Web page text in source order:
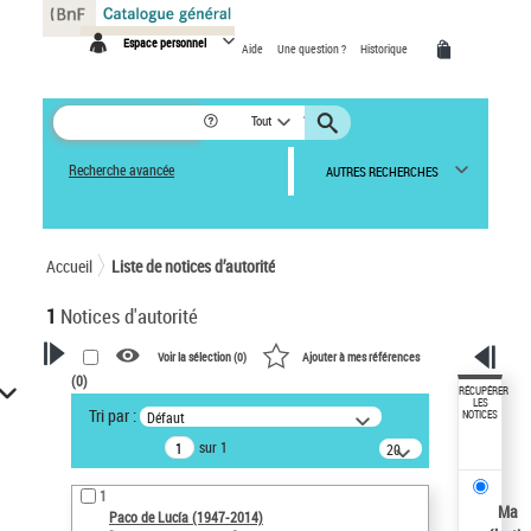
Espace personnel Aide Une question ? Historique
Tout
Recherche avancée AUTRES RECHERCHES
Accueil Liste de notices d’autorité
1 Notices d'autorité
VOTRE RECHERCHE
Recherche avancée dans les
notices d’autorité
Œuvres liées à l'auteur :
Paco de Lucía (1947-2014)
Voir la sélection (0) Ajouter à mes références
(0)
Tri par : Défaut
sur 1
20
résultats/page
1
Paco de Lucía (1947-2014)
RÉCUPÉRER
LES
NOTICES
Ma
Panneau de gestion des cookies